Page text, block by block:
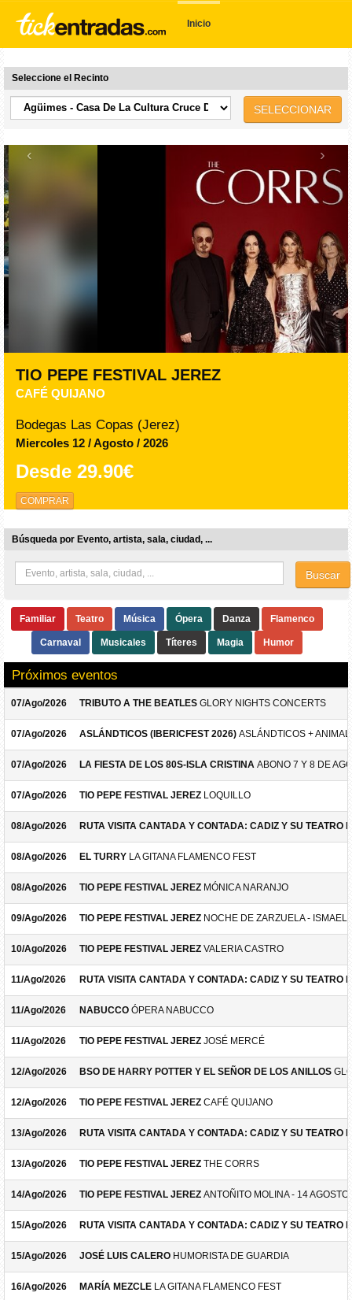
Inicio
Seleccione el Recinto
SELECCIONAR
‹ ›
TIO PEPE FESTIVAL JEREZ
THE CORRS
Bodegas Las Copas (Jerez)
Jueves 13 / Agosto / 2026
Desde 80.00€
COMPRAR
Búsqueda por Evento, artista, sala, ciudad, ...
Buscar
Familiar Teatro Música Ópera Danza Flamenco
Carnaval Musicales Títeres Magia Humor
Próximos eventos
07/Ago/2026 TRIBUTO A THE BEATLES GLORY NIGHTS CONCERTS
07/Ago/2026 ASLÁNDTICOS (IBERICFEST 2026) ASLÁNDTICOS +
07/Ago/2026 LA FIESTA DE LOS 80S-ISLA CRISTINA ABONO 7 Y 8 DE
07/Ago/2026 TIO PEPE FESTIVAL JEREZ LOQUILLO
08/Ago/2026 RUTA VISITA CANTADA Y CONTADA: CADIZ Y SU TEATRO
08/Ago/2026 EL TURRY LA GITANA FLAMENCO FEST
08/Ago/2026 TIO PEPE FESTIVAL JEREZ MÓNICA NARANJO
09/Ago/2026 TIO PEPE FESTIVAL JEREZ NOCHE DE ZARZUELA -
10/Ago/2026 TIO PEPE FESTIVAL JEREZ VALERIA CASTRO
11/Ago/2026 RUTA VISITA CANTADA Y CONTADA: CADIZ Y SU TEATRO
11/Ago/2026 NABUCCO ÓPERA NABUCCO
11/Ago/2026 TIO PEPE FESTIVAL JEREZ JOSÉ MERCÉ
12/Ago/2026 BSO DE HARRY POTTER Y EL SEÑOR DE LOS ANILLOS
12/Ago/2026 TIO PEPE FESTIVAL JEREZ CAFÉ QUIJANO
13/Ago/2026 RUTA VISITA CANTADA Y CONTADA: CADIZ Y SU TEATRO
13/Ago/2026 TIO PEPE FESTIVAL JEREZ THE CORRS
14/Ago/2026 TIO PEPE FESTIVAL JEREZ ANTOÑITO MOLINA - 14 AGOSTO
15/Ago/2026 RUTA VISITA CANTADA Y CONTADA: CADIZ Y SU TEATRO
15/Ago/2026 JOSÉ LUIS CALERO HUMORISTA DE GUARDIA
16/Ago/2026 MARÍA MEZCLE LA GITANA FLAMENCO FEST